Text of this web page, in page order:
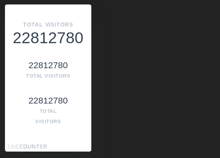
TOTAL VISITORS
22812780
22812780
TOTAL VISITORS
22812780
TOTAL
VISITORS